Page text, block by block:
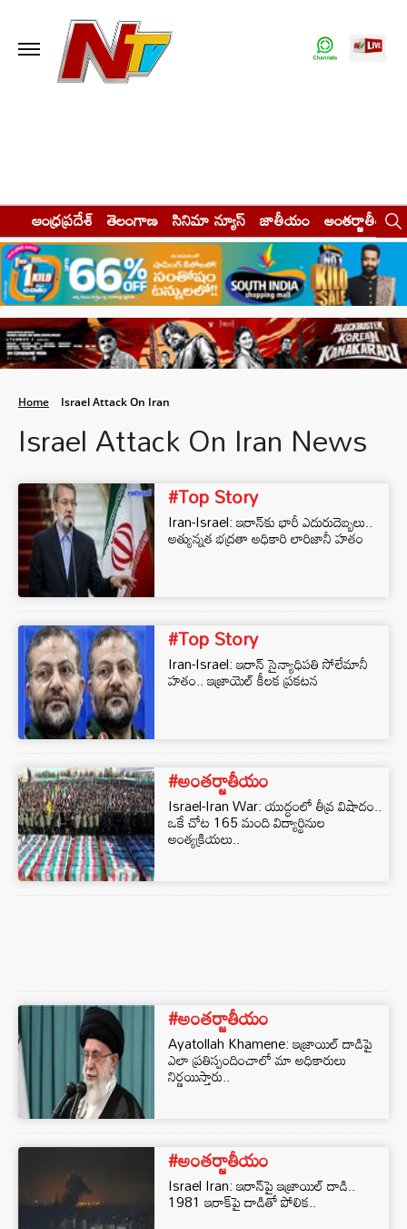
ఆంధ్రప్రదేశ్ తెలంగాణ సినిమా న్యూస్ జాతీయం అంతర్జాతీయం
Home Israel Attack On Iran
Israel Attack On Iran News
#Top Story
Iran-Israel: ఇరాన్‌కు భారీ ఎదురుదెబ్బలు..
అత్యున్నత భద్రతా అధికారి లారిజానీ హతం
#Top Story
Iran-Israel: ఇరాన్ సైన్యాధిపతి సోలేమానీ
హతం.. ఇజ్రాయెల్ కీలక ప్రకటన
#అంతర్జాతీయం
Israel-Iran War: యుద్ధంలో తీవ్ర విషాదం..
ఒకే చోట 165 మంది విద్యార్థినుల
అంత్యక్రియలు..
#అంతర్జాతీయం
Ayatollah Khamene: ఇజ్రాయిల్‌ దాడిపై
ఎలా ప్రతిస్పందించాలో మా అధికారులు
నిర్ణయిస్తారు..
#అంతర్జాతీయం
Israel Iran: ఇరాన్‌పై ఇజ్రాయిల్ దాడి..
1981 ఇరాక్‌పై దాడితో పోలిక..